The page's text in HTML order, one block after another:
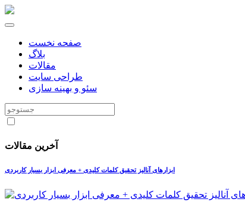
صفحه نخست
بلاگ
مقالات
طراحی سایت
سئو و بهینه سازی
آخرین مقالات
ابزارهای آنالیز تحقیق کلمات کلیدی + معرفی ابزار بسیار کاربردی